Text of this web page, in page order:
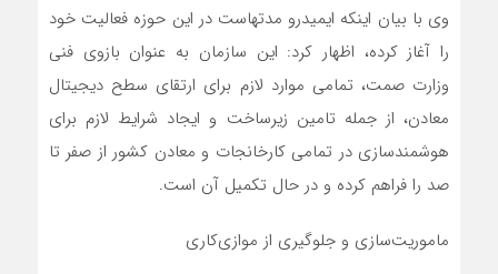
وی با بیان اینکه ایمیدرو مدتهاست در این حوزه فعالیت خود
را آغاز کرده، اظهار کرد: این سازمان به عنوان بازوی فنی
وزارت صمت، تمامی موارد لازم برای ارتقای سطح دیجیتال
معادن، از جمله تامین زیرساخت و ایجاد شرایط لازم برای
هوشمندسازی در تمامی کارخانجات و معادن کشور از صفر تا
صد را فراهم کرده و در حال تکمیل آن است.
ماموریت‌سازی و جلوگیری از موازی‌کاری